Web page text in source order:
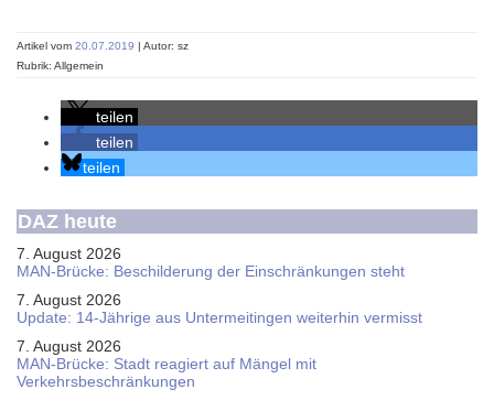
Artikel vom 20.07.2019 | Autor: sz
Rubrik: Allgemein
teilen
teilen
teilen
DAZ heute
7. August 2026
MAN-Brücke: Beschilderung der Einschränkungen steht
7. August 2026
Update: 14-Jährige aus Untermeitingen weiterhin vermisst
7. August 2026
MAN-Brücke: Stadt reagiert auf Mängel mit
Verkehrsbeschränkungen